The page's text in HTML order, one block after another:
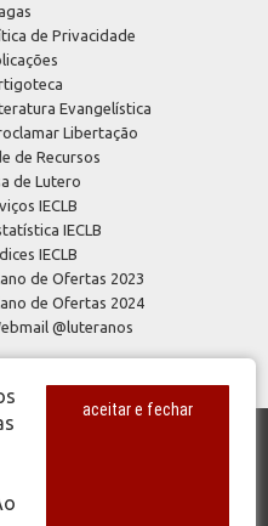
de Privacidade
Evangelística
Libertação
de Recursos
de Lutero
IECLB
IECLB
IECLB
de Ofertas 2023
de Ofertas 2024
@luteranos
Reservados - IECLB - Igreja
Brasil - Portal Luteranos -
aceitar e fechar